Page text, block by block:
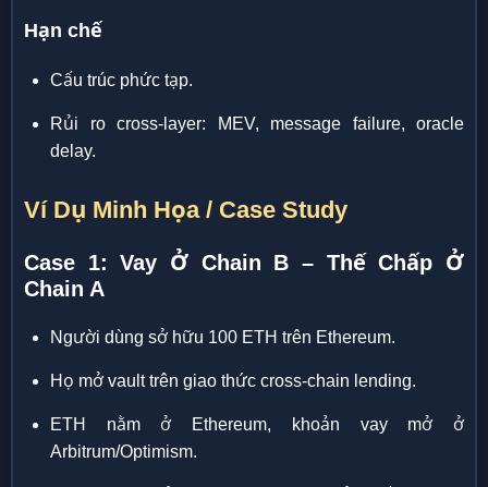
Hạn chế
Cấu trúc phức tạp.
Rủi ro cross-layer: MEV, message failure, oracle
delay.
Ví Dụ Minh Họa / Case Study
Case 1: Vay Ở Chain B – Thế Chấp Ở
Chain A
Người dùng sở hữu 100 ETH trên Ethereum.
Họ mở vault trên giao thức cross-chain lending.
ETH nằm ở Ethereum, khoản vay mở ở
Arbitrum/Optimism.